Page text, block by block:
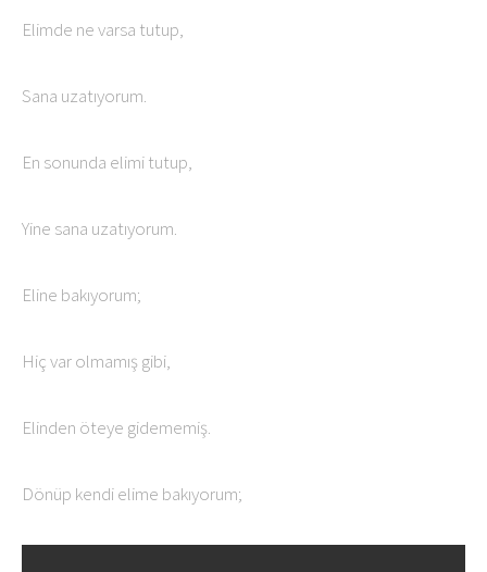
Elimde ne varsa tutup,
Sana uzatıyorum.
En sonunda elimi tutup,
Yine sana uzatıyorum.
Eline bakıyorum;
Hiç var olmamış gibi,
Elinden öteye gidememiş.
Dönüp kendi elime bakıyorum;